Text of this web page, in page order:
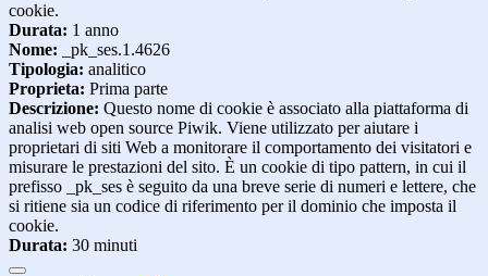
cookie.
Durata: 1 anno
Nome: _pk_ses.1.4626
Tipologia: analitico
Proprieta: Prima parte
Descrizione: Questo nome di cookie è associato alla piattaforma di
analisi web open source Piwik. Viene utilizzato per aiutare i
proprietari di siti Web a monitorare il comportamento dei visitatori e
misurare le prestazioni del sito. È un cookie di tipo pattern, in cui il
prefisso _pk_ses è seguito da una breve serie di numeri e lettere, che
si ritiene sia un codice di riferimento per il dominio che imposta il
cookie.
Durata: 30 minuti